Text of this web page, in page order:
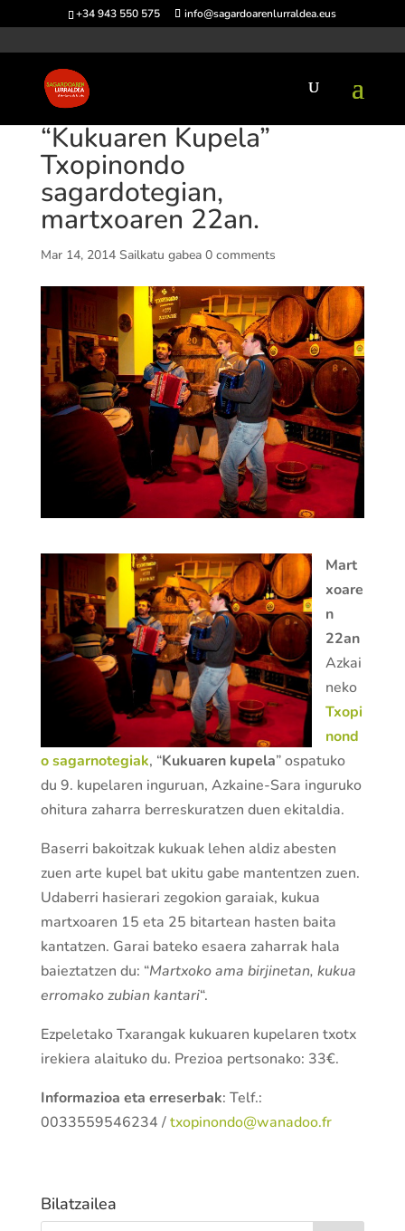
+34 943 550 575 info@sagardoarenlurraldea.eus
“Kukuaren Kupela”
Txopinondo
sagardotegian,
martxoaren 22an.
Mar 14, 2014 Sailkatu gabea 0 comments
Mart
xoare
n
22an
Azkai
neko
Txopi
nond
o sagarnotegiak, “Kukuaren kupela” ospatuko
du 9. kupelaren inguruan, Azkaine-Sara inguruko
ohitura zaharra berreskuratzen duen ekitaldia.
Baserri bakoitzak kukuak lehen aldiz abesten
zuen arte kupel bat ukitu gabe mantentzen zuen.
Udaberri hasierari zegokion garaiak, kukua
martxoaren 15 eta 25 bitartean hasten baita
kantatzen. Garai bateko esaera zaharrak hala
baieztatzen du: “Martxoko ama birjinetan, kukua
erromako zubian kantari“.
Ezpeletako Txarangak kukuaren kupelaren txotx
irekiera alaituko du. Prezioa pertsonako: 33€.
Informazioa eta erreserbak: Telf.:
0033559546234 /txopinondo@wanadoo.fr
Bilatzailea